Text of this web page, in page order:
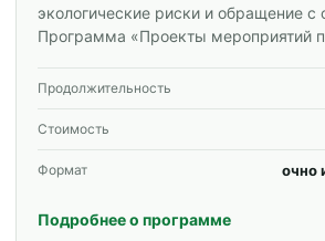
экологические риски и обращение с
Программа «Проекты мероприятий
корпоративных групп.
Продолжительность
Стоимость
Формат очно
Подробнее о программе